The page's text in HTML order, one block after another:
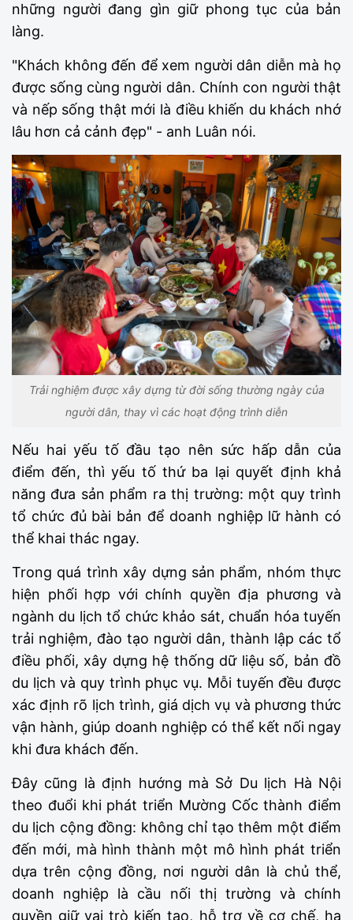
những người đang gìn giữ phong tục của bản
làng.
"Khách không đến để xem người dân diễn mà họ
được sống cùng người dân. Chính con người thật
và nếp sống thật mới là điều khiến du khách nhớ
lâu hơn cả cảnh đẹp" - anh Luân nói.
Trải nghiệm được xây dựng từ đời sống thường ngày của
người dân, thay vì các hoạt động trình diễn
Nếu hai yếu tố đầu tạo nên sức hấp dẫn của
điểm đến, thì yếu tố thứ ba lại quyết định khả
năng đưa sản phẩm ra thị trường: một quy trình
tổ chức đủ bài bản để doanh nghiệp lữ hành có
thể khai thác ngay.
Trong quá trình xây dựng sản phẩm, nhóm thực
hiện phối hợp với chính quyền địa phương và
ngành du lịch tổ chức khảo sát, chuẩn hóa tuyến
trải nghiệm, đào tạo người dân, thành lập các tổ
điều phối, xây dựng hệ thống dữ liệu số, bản đồ
du lịch và quy trình phục vụ. Mỗi tuyến đều được
xác định rõ lịch trình, giá dịch vụ và phương thức
vận hành, giúp doanh nghiệp có thể kết nối ngay
khi đưa khách đến.
Đây cũng là định hướng mà Sở Du lịch Hà Nội
theo đuổi khi phát triển Mường Cốc thành điểm
du lịch cộng đồng: không chỉ tạo thêm một điểm
đến mới, mà hình thành một mô hình phát triển
dựa trên cộng đồng, nơi người dân là chủ thể,
doanh nghiệp là cầu nối thị trường và chính
quyền giữ vai trò kiến tạo, hỗ trợ về cơ chế, hạ